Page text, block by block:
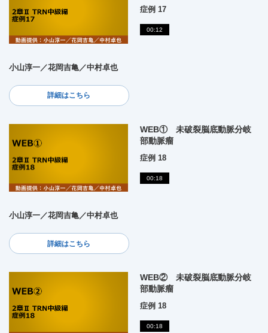
症例 17
00:12
小山淳一／花岡吉亀／中村卓也
詳細はこちら
WEB① 未破裂脳底動脈分岐
部動脈瘤
症例 18
00:18
小山淳一／花岡吉亀／中村卓也
詳細はこちら
WEB② 未破裂脳底動脈分岐
部動脈瘤
症例 18
00:18